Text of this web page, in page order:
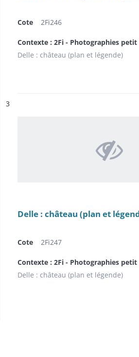
Cote 2Fi246
Contexte : 2Fi - Photographies
Delle : château (plan et légende)
n°
3
Delle : château (plan et
Cote 2Fi247
Contexte : 2Fi - Photographies
Delle : château (plan et légende)